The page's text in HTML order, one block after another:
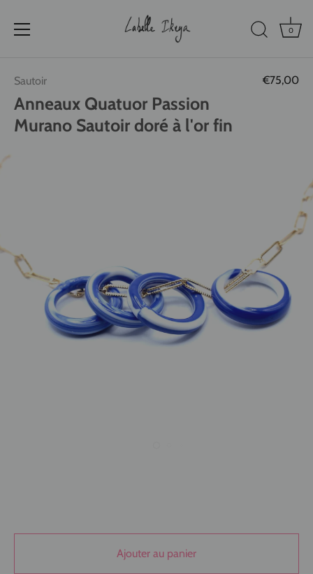
contenu
0
Sautoir €75,00
Anneaux Quatuor Passion
Murano Sautoir doré à l'or fin
Ajouter au panier